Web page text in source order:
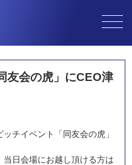
友会の虎」にCEO津
チイベント「同友会の虎」
日会場にお越し頂ける方は